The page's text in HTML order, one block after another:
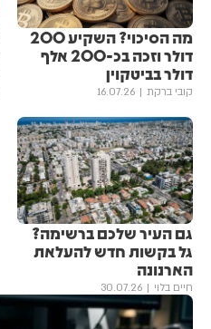
מה הסיכוי? השקיע 200
דולר וזכה בכ-200 אלף
דולר בביטקוין
קובי ברקת 16.07.26
גם העיר שלכם ברשימה?
גל בקשות חדש להעלאת
הארנונה
חיים בלוי 30.07.26